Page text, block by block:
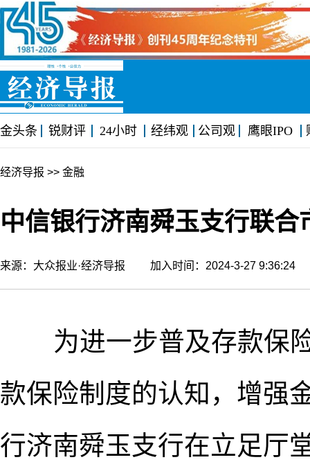
金头条 锐财评 24小时 经纬观 公司观 鹰眼IPO
经济导报 >> 金融
中信银行济南舜玉支行联
来源：大众报业·经济导报 加入时间：2024-3-27
为进一步普及存款保险
款保险制度的认知，增强
行济南舜玉支行在立足厅